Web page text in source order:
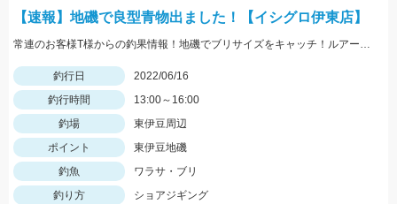
【速報】地磯で良型青物出ました！【イシグロ伊東店】
常連のお客様T様からの釣果情報！地磯でブリサイズをキャッチ！ルアーはヤマリアのリライズS130でした。
釣行日
2022/06/16
釣行時間
13:00～16:00
釣場
東伊豆周辺
ポイント
東伊豆地磯
釣魚
ワラサ・ブリ
釣り方
ショアジギング